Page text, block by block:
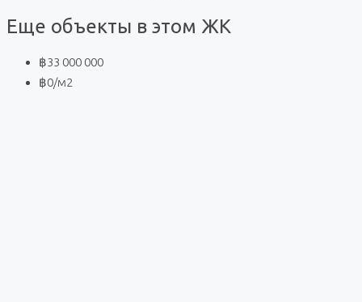
Еще объекты в этом ЖК
฿33 000 000
฿0/м2